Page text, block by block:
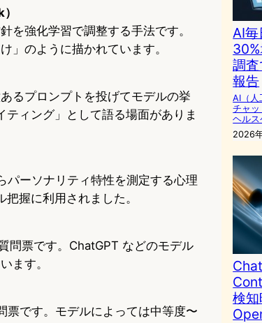
を強化学習で調整する手法です。
」のように描かれています。
るプロンプトを投げてモデルの挙
ィング」として語る場面がありま
パーソナリティ特性を測定する心理
握に利用されました。
問票です。ChatGPT などのモデル
ます。
票です。モデルによっては中等度〜
AI
調
報告
AI（人
チャッ
ヘルス
2026
検